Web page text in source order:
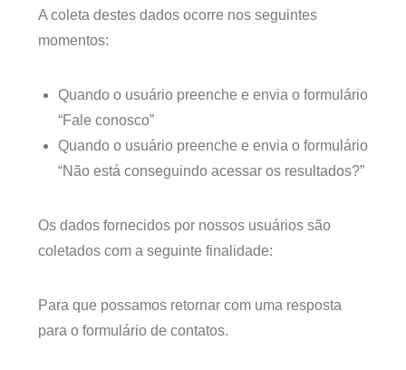
A coleta destes dados ocorre nos seguintes
momentos:
Quando o usuário preenche e envia o formulário
“Fale conosco”
Quando o usuário preenche e envia o formulário
“Não está conseguindo acessar os resultados?”
Os dados fornecidos por nossos usuários são
coletados com a seguinte finalidade:
Para que possamos retornar com uma resposta
para o formulário de contatos.